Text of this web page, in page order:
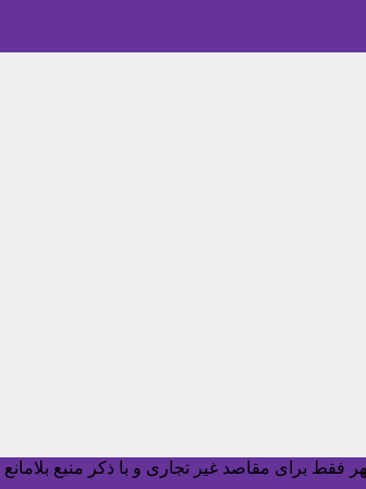
فقط برای مقاصد غیر تجاری و با ذکر منبع